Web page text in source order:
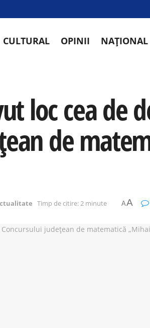
CULTURAL OPINII NAȚIONAL
loc cea de
de
Timp de citire: 2 minute AA